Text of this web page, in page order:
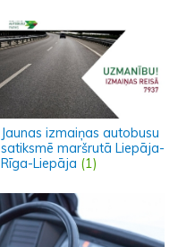
Jaunas izmaiņas autobusu
satiksmē maršrutā Liepāja-
Rīga-Liepāja (1)